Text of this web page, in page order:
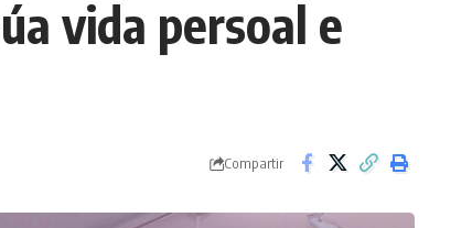
vida persoal e
Compartir